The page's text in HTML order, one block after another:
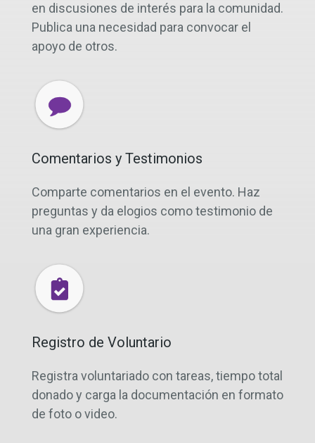
en discusiones de interés para la comunidad.
Publica una necesidad para convocar el
apoyo de otros.
Comentarios y Testimonios
Comparte comentarios en el evento. Haz
preguntas y da elogios como testimonio de
una gran experiencia.
Registro de Voluntario
Registra voluntariado con tareas, tiempo total
donado y carga la documentación en formato
de foto o video.